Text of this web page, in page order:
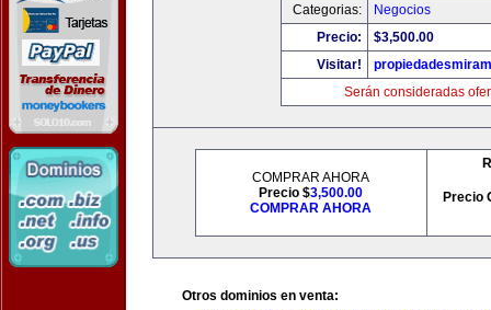
Categorias:
Negocios
Precio:
$3,500.00
Visitar!
Serán consideradas
COMPRAR AHORA
Precio $3,500.00
COMPRAR AHORA
Precio
Otros dominios en venta: